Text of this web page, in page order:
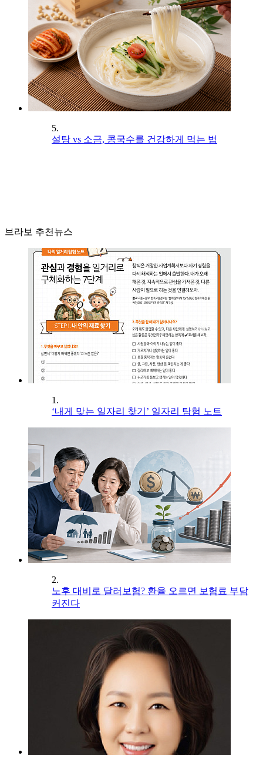
5.
설탕 vs 소금, 콩국수를 건강하게 먹는 법
브라보 추천뉴스
1.
‘내게 맞는 일자리 찾기’ 일자리 탐험 노트
2.
노후 대비로 달러보험? 환율 오르면 보험료 부담
커진다